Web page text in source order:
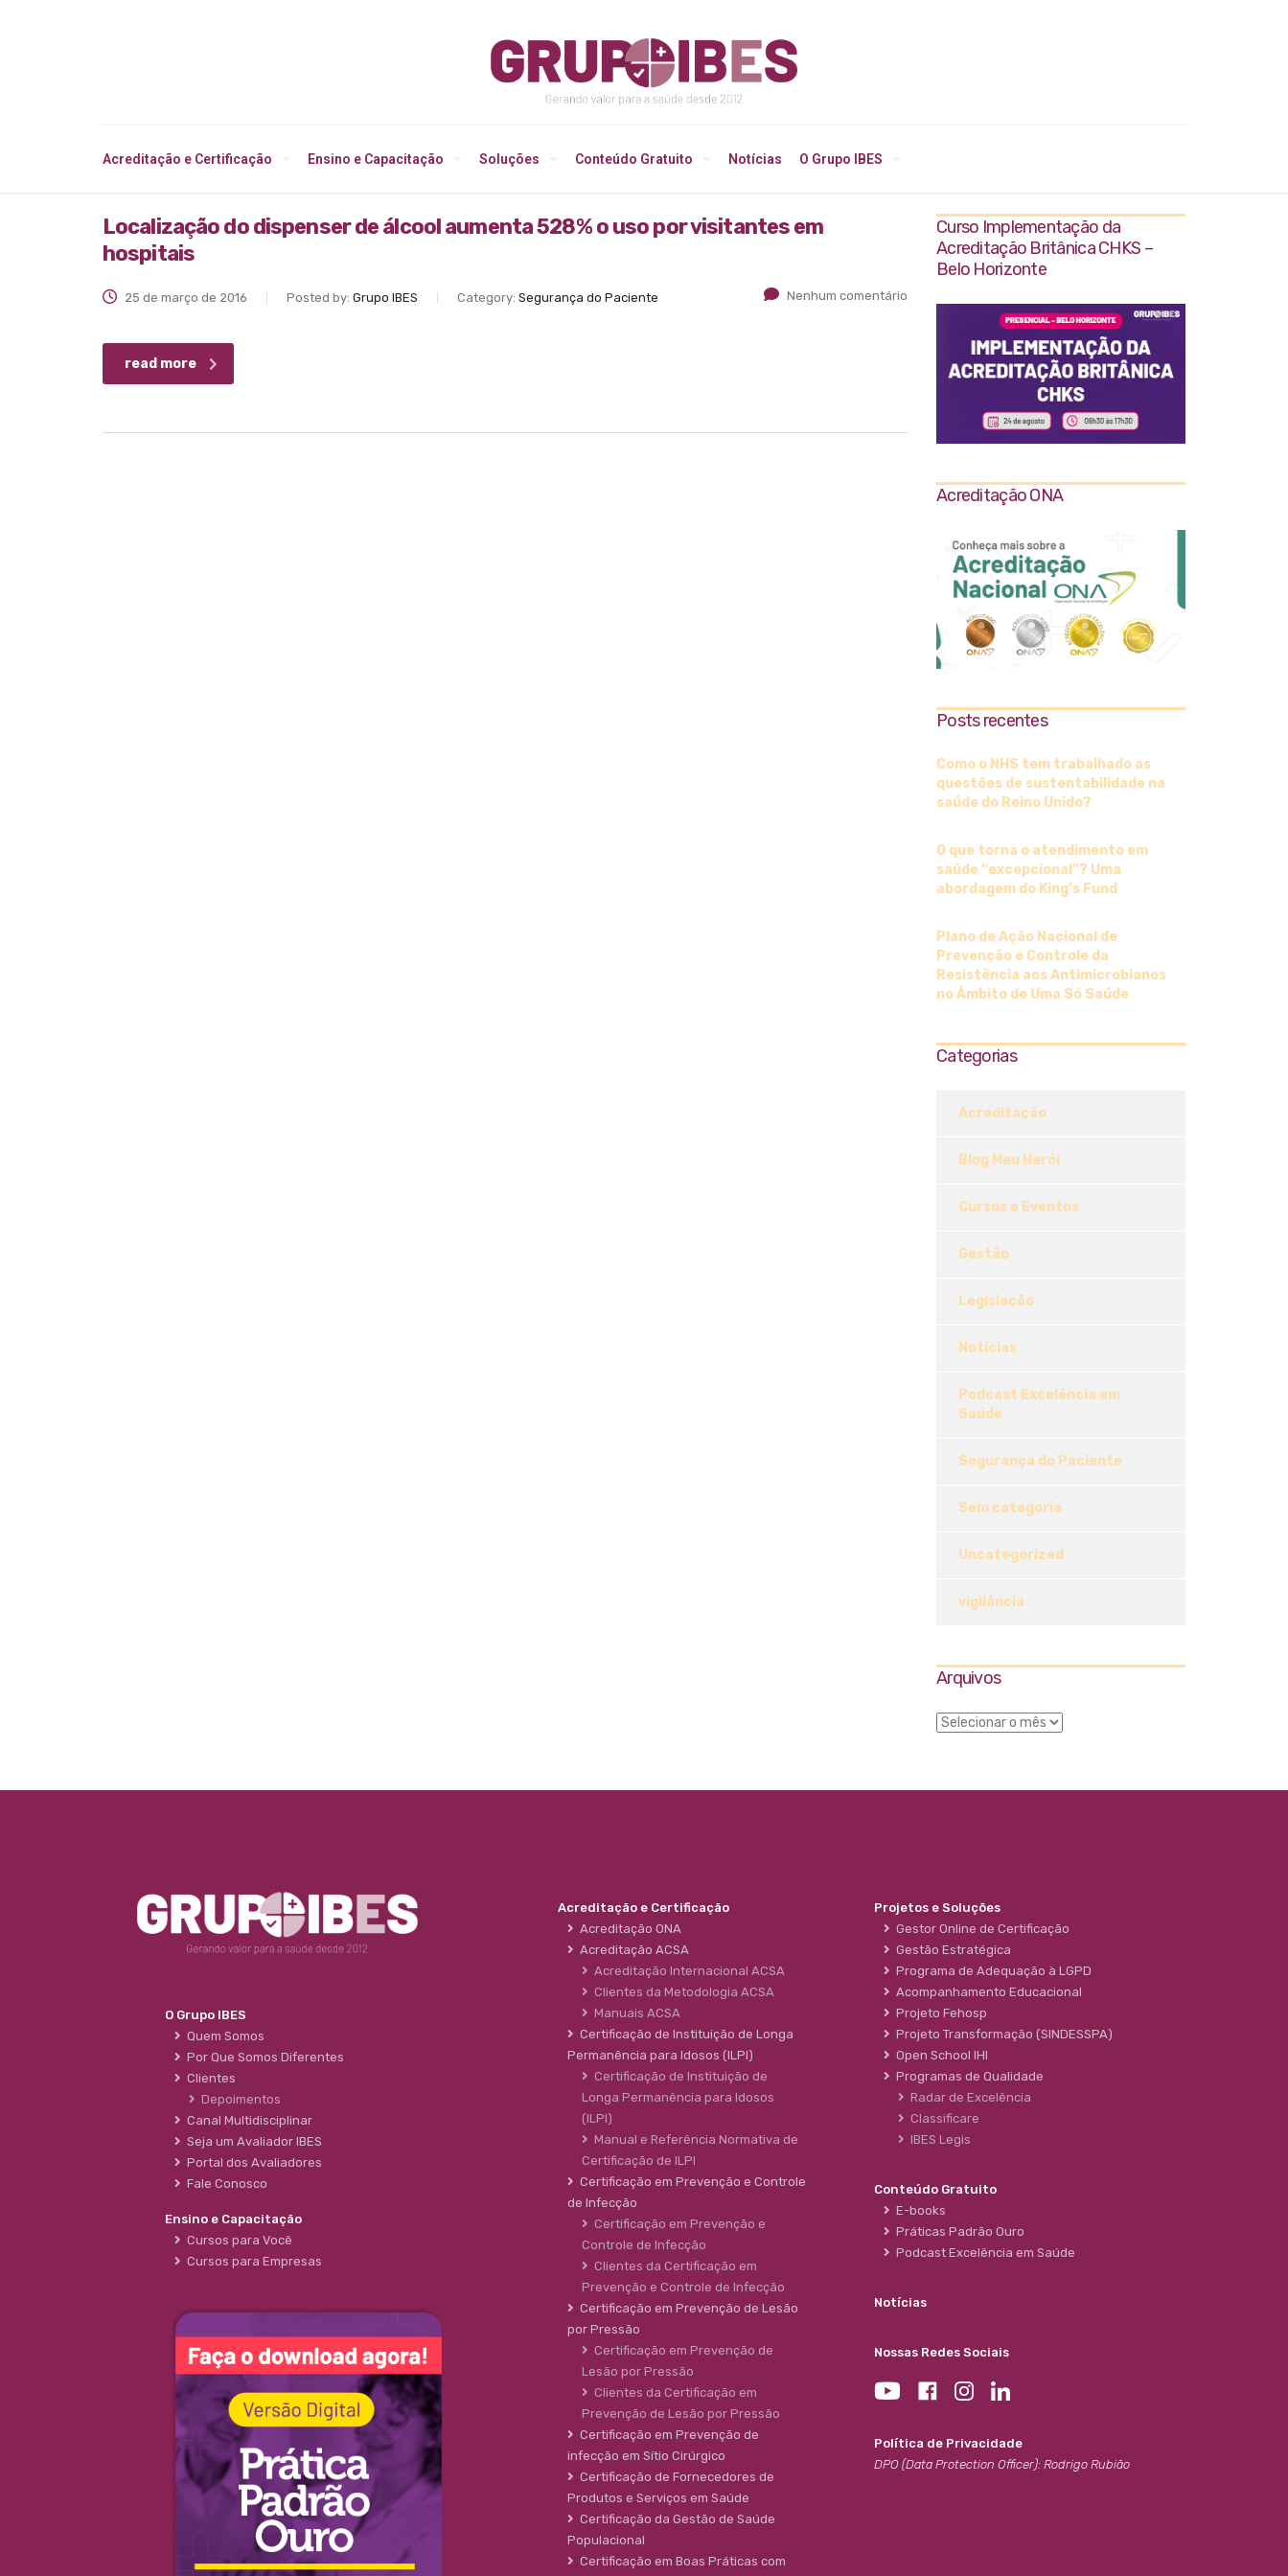
Acreditação e Certificação Ensino e Capacitação Soluções Conteúdo Gratuito Notícias O Grupo IBES
Localização do dispenser de álcool aumenta 528% o uso por visitantes em
hospitais
25 de março de 2016 Posted by: Grupo IBES Category: Segurança do Paciente Nenhum comentário
read more
Curso Implementação da
Acreditação Britânica CHKS –
Belo Horizonte
Acreditação ONA
Posts recentes
Como o NHS tem trabalhado as
questões de sustentabilidade na
saúde do Reino Unido?
O que torna o atendimento em
saúde “excepcional”? Uma
abordagem do King’s Fund
Plano de Ação Nacional de
Prevenção e Controle da
Resistência aos Antimicrobianos
no Âmbito de Uma Só Saúde
Categorias
Acreditação
Blog Meu Herói
Cursos e Eventos
Gestão
Legislação
Notícias
Podcast Excelência em
Saúde
Segurança do Paciente
Sem categoria
Uncategorized
vigilância
Arquivos
O Grupo IBES
Quem Somos
Por Que Somos Diferentes
Clientes
Depoimentos
Canal Multidisciplinar
Seja um Avaliador IBES
Portal dos Avaliadores
Fale Conosco
Ensino e Capacitação
Cursos para Você
Cursos para Empresas
Acreditação e Certificação
Acreditação ONA
Acreditação ACSA
Acreditação Internacional ACSA
Clientes da Metodologia ACSA
Manuais ACSA
Certificação de Instituição de Longa
Permanência para Idosos (ILPI)
Certificação de Instituição de
Longa Permanência para Idosos
(ILPI)
Manual e Referência Normativa de
Certificação de ILPI
Certificação em Prevenção e Controle
de Infecção
Certificação em Prevenção e
Controle de Infecção
Clientes da Certificação em
Prevenção e Controle de Infecção
Certificação em Prevenção de Lesão
por Pressão
Certificação em Prevenção de
Lesão por Pressão
Clientes da Certificação em
Prevenção de Lesão por Pressão
Certificação em Prevenção de
infecção em Sítio Cirúrgico
Certificação de Fornecedores de
Produtos e Serviços em Saúde
Certificação da Gestão de Saúde
Populacional
Certificação em Boas Práticas com
Projetos e Soluções
Gestor Online de Certificação
Gestão Estratégica
Programa de Adequação à LGPD
Acompanhamento Educacional
Projeto Fehosp
Projeto Transformação (SINDESSPA)
Open School IHI
Programas de Qualidade
Radar de Excelência
Classificare
IBES Legis
Conteúdo Gratuito
E-books
Práticas Padrão Ouro
Podcast Excelência em Saúde
Notícias
Nossas Redes Sociais
Política de Privacidade
DPO (Data Protection Officer): Rodrigo Rubião